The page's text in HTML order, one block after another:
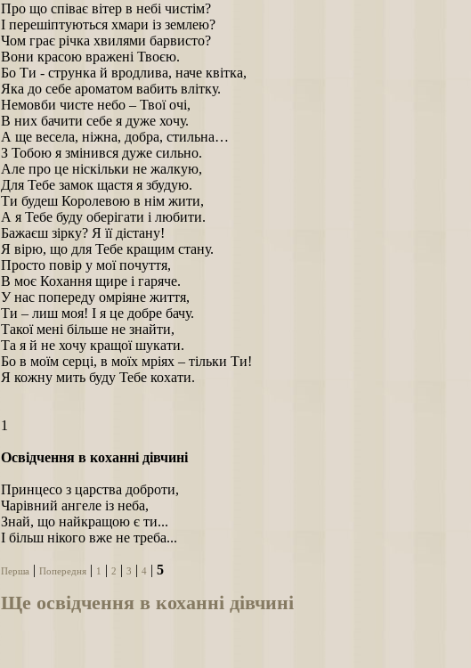
Про що співає вітер в небі чистім?
І перешіптуються хмари із землею?
Чом грає річка хвилями барвисто?
Вони красою вражені Твоєю.
Бо Ти - струнка й вродлива, наче квітка,
Яка до себе ароматом вабить влітку.
Немовби чисте небо – Твої очі,
В них бачити себе я дуже хочу.
А ще весела, ніжна, добра, стильна…
З Тобою я змінився дуже сильно.
Але про це ніскільки не жалкую,
Для Тебе замок щастя я збудую.
Ти будеш Королевою в нім жити,
А я Тебе буду оберігати і любити.
Бажаєш зірку? Я її дістану!
Я вірю, що для Тебе кращим стану.
Просто повір у мої почуття,
В моє Кохання щире і гаряче.
У нас попереду омріяне життя,
Ти – лиш моя! І я це добре бачу.
Такої мені більше не знайти,
Та я й не хочу кращої шукати.
Бо в моїм серці, в моїх мріях – тільки Ти!
Я кожну мить буду Тебе кохати.
1
Освідчення в коханні дівчині
Принцесо з царства доброти,
Чарівний ангеле із неба,
Знай, що найкращою є ти...
І більш нікого вже не треба...
Перша Попередня 1 2 3 4 5
Ще освідчення в коханні дівчині